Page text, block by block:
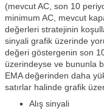
(mevcut AC, son 10
minimum AC, mevcut
değerleri stratejinin
sinyali grafik üzerinde
değeri göstergenin son
üzerindeyse ve bununla
EMA değerinden daha
satırlar halinde grafik
Alış sinyali